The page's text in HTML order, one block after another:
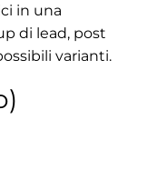
in una
di lead, post
varianti.